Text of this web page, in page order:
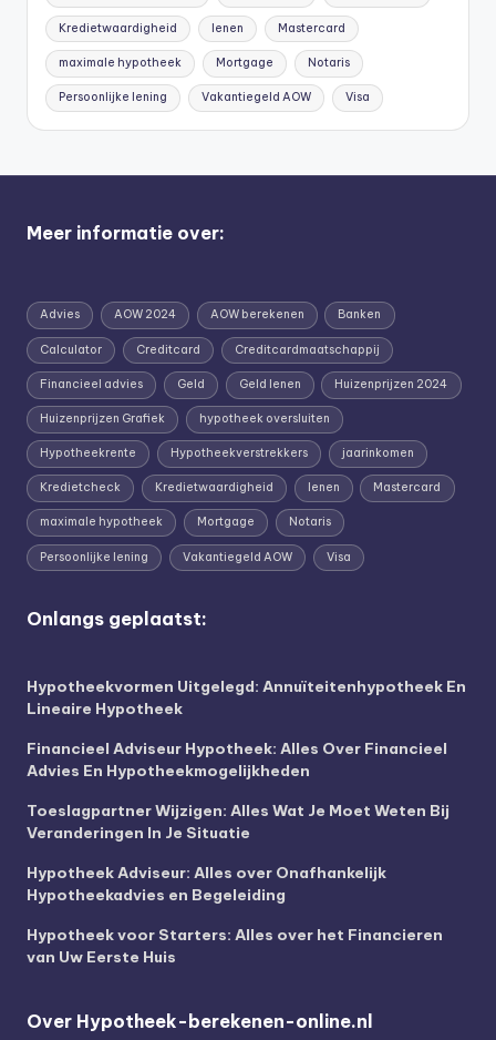
Kredietwaardigheid lenen Mastercard
maximale hypotheek Mortgage Notaris
Persoonlijke lening Vakantiegeld AOW Visa
Meer informatie over:
Advies AOW 2024 AOW berekenen Banken
Calculator Creditcard Creditcardmaatschappij
Financieel advies Geld Geld lenen Huizenprijzen 2024
Huizenprijzen Grafiek hypotheek oversluiten
Hypotheekrente Hypotheekverstrekkers jaarinkomen
Kredietcheck Kredietwaardigheid lenen Mastercard
maximale hypotheek Mortgage Notaris
Persoonlijke lening Vakantiegeld AOW Visa
Onlangs geplaatst:
Hypotheekvormen Uitgelegd: Annuïteitenhypotheek En
Lineaire Hypotheek
Financieel Adviseur Hypotheek: Alles Over Financieel
Advies En Hypotheekmogelijkheden
Toeslagpartner Wijzigen: Alles Wat Je Moet Weten Bij
Veranderingen In Je Situatie
Hypotheek Adviseur: Alles over Onafhankelijk
Hypotheekadvies en Begeleiding
Hypotheek voor Starters: Alles over het Financieren
van Uw Eerste Huis
Over Hypotheek-berekenen-online.nl